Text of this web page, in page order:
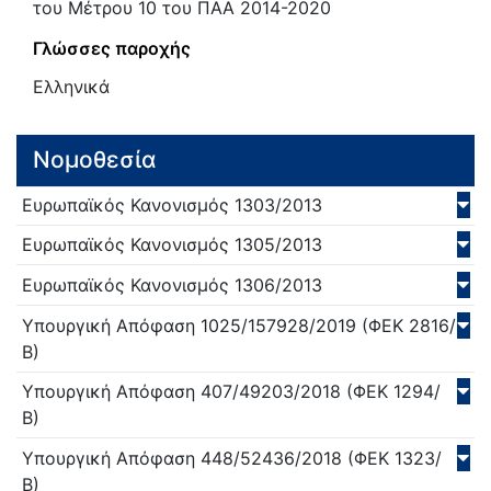
του Μέτρου 10 του ΠΑΑ 2014-2020
Γλώσσες παροχής
Ελληνικά
Νομοθεσία
Ευρωπαϊκός Κανονισμός 1303/2013
Ευρωπαϊκός Κανονισμός 1305/2013
Ευρωπαϊκός Κανονισμός 1306/2013
Υπουργική Απόφαση 1025/157928/2019 (ΦΕΚ 2816/
Β)
Υπουργική Απόφαση 407/49203/2018 (ΦΕΚ 1294/
Β)
Υπουργική Απόφαση 448/52436/2018 (ΦΕΚ 1323/
Β)